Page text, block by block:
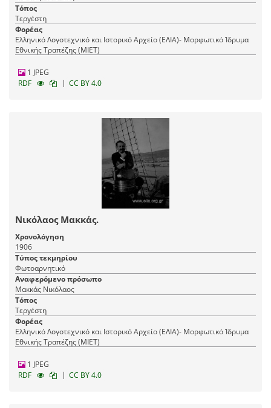
Τόπος
Τεργέστη
Φορέας
Ελληνικό Λογοτεχνικό και Ιστορικό Αρχείο (ΕΛΙΑ)- Μορφωτικό Ίδρυμα
Εθνικής Τραπέζης (ΜΙΕΤ)
1 JPEG
RDF
| CC BY 4.0
Νικόλαος Μακκάς.
Χρονολόγηση
1906
Τύπος τεκμηρίου
Φωτοαρνητικό
Αναφερόμενο πρόσωπο
Μακκάς Νικόλαος
Τόπος
Τεργέστη
Φορέας
Ελληνικό Λογοτεχνικό και Ιστορικό Αρχείο (ΕΛΙΑ)- Μορφωτικό Ίδρυμα
Εθνικής Τραπέζης (ΜΙΕΤ)
1 JPEG
RDF
| CC BY 4.0